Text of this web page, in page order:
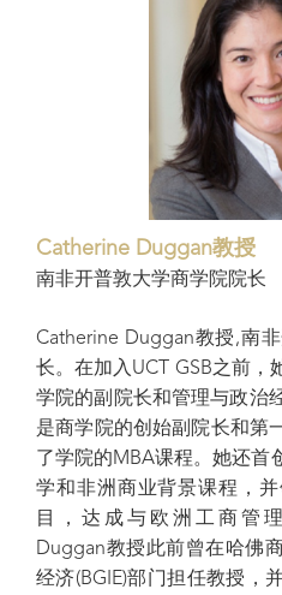
Catherine Duggan教授
南非开普敦大学商学院院长
Catherine Duggan教授,南
长。在加入UCT GSB之前，
学院的副院长和管理与政治
是商学院的创始副院长和第
了学院的MBA课程。她还首
学和非洲商业背景课程，
目，达成与欧洲工商管理
Duggan教授此前曾在哈佛
经济(BGIE)部门担任教授，